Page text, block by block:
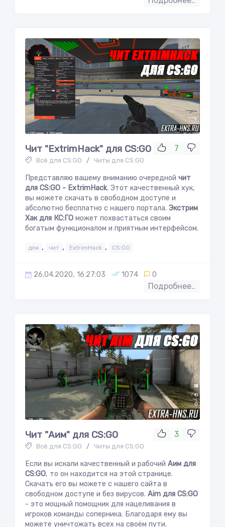
7
Чит "ExtrimHack" для CS:GO
Всё для CS:GO / Читы для CS:GO
Представляю вашему вниманию очередной чит
для CS:GO - ExtrimHack. Этот качественный хук,
вы можете скачать в свободном доступе и
абсолютно бесплатно с нашего портала. Экстрим
Хак для КС:ГО может похвастаться своим
богатым функционалом и приятным интерфейсом.
для , чит , ExtrimHack , CS:GO
26.04.2020, 16:27:03 1074 0
Подробнее..
3
Чит "Аим" для CS:GO
Всё для CS:GO / Читы для CS:GO
Если вы искали качественный и рабочий Аим для
CS:GO, то он находится на этой странице.
Скачать его вы можете с нашего сайта в
свободном доступе и без вирусов. Aim для CS:GO
- это мощный помощник для нацеливания в
игроков команды соперника. Благодаря ему вы
можете уничтожать всех на своём пути.